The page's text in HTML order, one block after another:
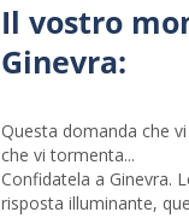
Il vostro
Ginevra:
Questa domanda che
che vi tormenta...
Confidatela a Ginevra.
risposta illuminante,